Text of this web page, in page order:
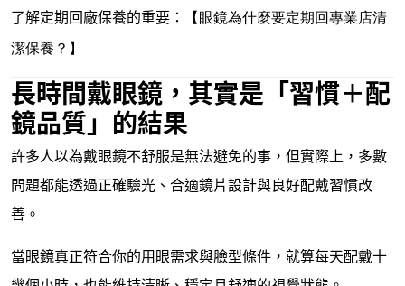
了解定期回廠保養的重要：
【眼鏡為什麼要定期回專業店清
潔保養？】
長時間戴眼鏡，其實是「習慣＋配
鏡品質」的結果
許多人以為戴眼鏡不舒服是無法避免的事，但實際上，多數
問題都能透過正確驗光、合適鏡片設計與良好配戴習慣改
善。
當眼鏡真正符合你的用眼需求與臉型條件，就算每天配戴十